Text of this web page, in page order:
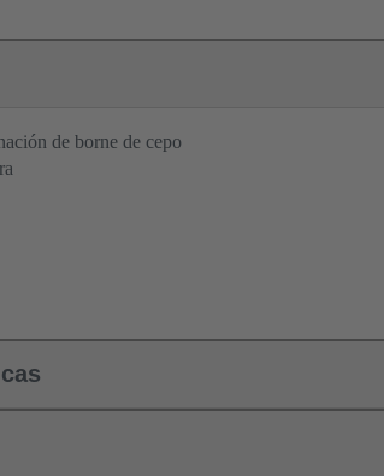
de borne de cepo